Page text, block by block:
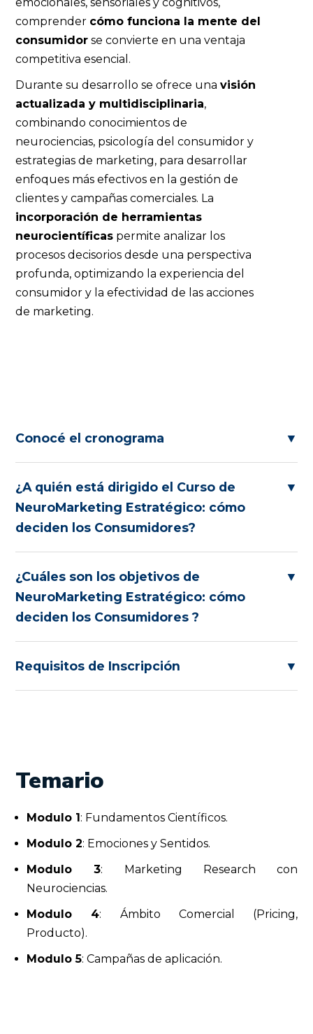
comprender cómo funciona la mente del
consumidor se convierte en una ventaja
competitiva esencial.
Durante su desarrollo se ofrece unavisión
actualizada y multidisciplinaria,
combinando conocimientos de
neurociencias, psicología del consumidor y
estrategias de marketing, para desarrollar
enfoques más efectivos en la gestión de
clientes y campañas comerciales. La
incorporación de herramientas
neurocientíficas permite analizar los
procesos decisorios desde una perspectiva
profunda, optimizando la experiencia del
consumidor y la efectividad de las acciones
de marketing.
Conocé el cronograma ▼
¿A quién está dirigido el Curso de
NeuroMarketing Estratégico: cómo
deciden los Consumidores?
▼
¿Cuáles son los objetivos de
NeuroMarketing Estratégico: cómo
deciden los Consumidores ?
▼
Requisitos de Inscripción ▼
Temario
Modulo 1: Fundamentos Científicos.
Modulo 2: Emociones y Sentidos.
Modulo 3: Marketing Research con
Neurociencias.
Modulo 4: Ámbito Comercial (Pricing,
Producto).
Modulo 5:Campañas de aplicación.